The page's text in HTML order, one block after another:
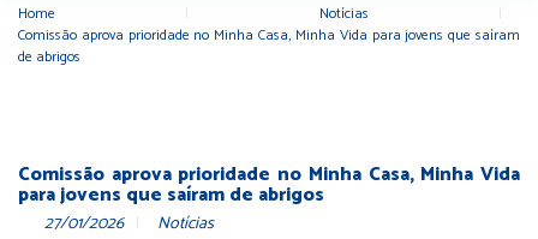
Home Notícias
Comissão aprova prioridade no Minha Casa, Minha Vida para jovens que saíram
de abrigos
Comissão aprova prioridade no Minha Casa, Minha Vida
para jovens que saíram de abrigos
27/01/2026 Notícias